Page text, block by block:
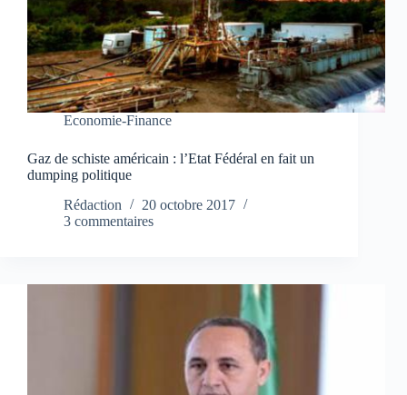
Economie-Finance
Gaz de schiste américain : l’Etat Fédéral en fait un
dumping politique
Rédaction
20 octobre 2017
3 commentaires